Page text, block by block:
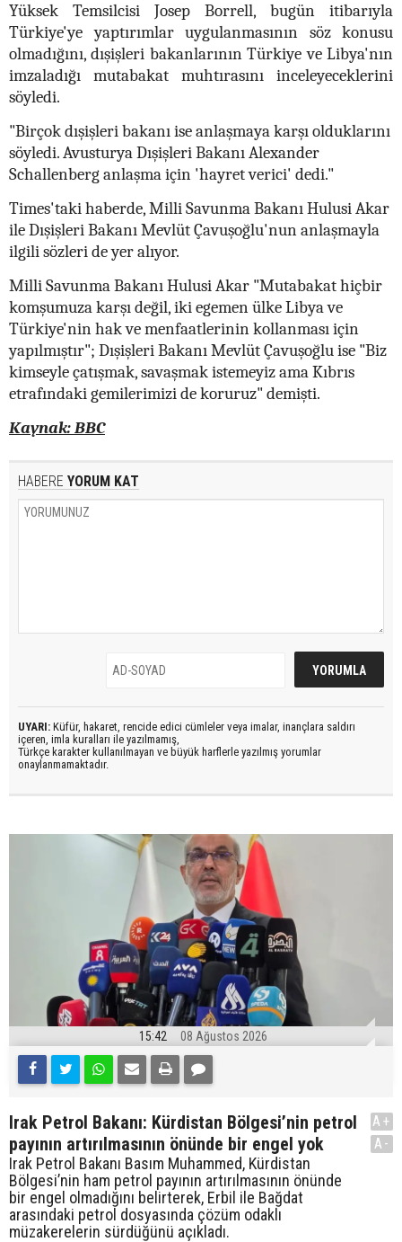
Yüksek Temsilcisi Josep Borrell, bugün itibarıyla
Türkiye'ye yaptırımlar uygulanmasının söz konusu
olmadığını, dışişleri bakanlarının Türkiye ve Libya'nın
imzaladığı mutabakat muhtırasını inceleyeceklerini
söyledi.
"Birçok dışişleri bakanı ise anlaşmaya karşı olduklarını
söyledi. Avusturya Dışişleri Bakanı Alexander
Schallenberg anlaşma için 'hayret verici' dedi."
Times'taki haberde, Milli Savunma Bakanı Hulusi Akar
ile Dışişleri Bakanı Mevlüt Çavuşoğlu'nun anlaşmayla
ilgili sözleri de yer alıyor.
Milli Savunma Bakanı Hulusi Akar "Mutabakat hiçbir
komşumuza karşı değil, iki egemen ülke Libya ve
Türkiye'nin hak ve menfaatlerinin kollanması için
yapılmıştır"; Dışişleri Bakanı Mevlüt Çavuşoğlu ise "Biz
kimseyle çatışmak, savaşmak istemeyiz ama Kıbrıs
etrafındaki gemilerimizi de koruruz" demişti.
Kaynak: BBC
HABERE YORUM KAT
UYARI: Küfür, hakaret, rencide edici cümleler veya imalar, inançlara saldırı
içeren, imla kuralları ile yazılmamış,
Türkçe karakter kullanılmayan ve büyük harflerle yazılmış yorumlar
onaylanmamaktadır.
15:42 08 Ağustos 2026
Irak Petrol Bakanı: Kürdistan Bölgesi’nin petrol
payının artırılmasının önünde bir engel yok
Irak Petrol Bakanı Basım Muhammed, Kürdistan
Bölgesi’nin ham petrol payının artırılmasının önünde
bir engel olmadığını belirterek, Erbil ile Bağdat
arasındaki petrol dosyasında çözüm odaklı
müzakerelerin sürdüğünü açıkladı.
A+
A-